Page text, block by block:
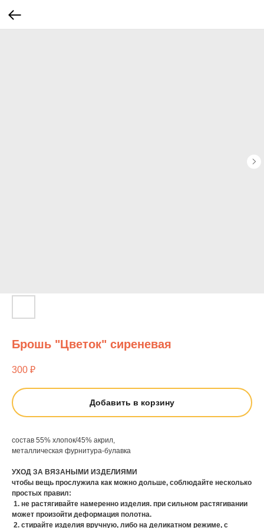
Брошь "Цветок" сиреневая
300 ₽
Добавить в корзину
состав 55% хлопок/45% акрил,
металлическая фурнитура-булавка
УХОД ЗА ВЯЗАНЫМИ ИЗДЕЛИЯМИ
чтобы вещь прослужила как можно дольше, соблюдайте несколько
простых правил:
1. не растягивайте намеренно изделия. при сильном растягивании
может произойти деформация полотна.
2. стирайте изделия вручную, либо на деликатном режиме, с